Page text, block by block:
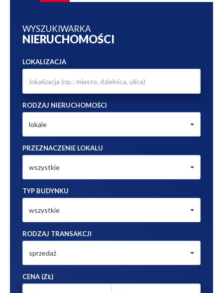
WYSZUKIWARKA
NIERUCHOMOŚCI
LOKALIZACJA
RODZAJ NIERUCHOMOŚCI
lokale
PRZEZNACZENIE LOKALU
wszystkie
TYP BUDYNKU
wszystkie
RODZAJ TRANSAKCJI
sprzedaż
CENA (ZŁ)